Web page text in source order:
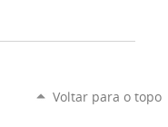
Voltar para o topo